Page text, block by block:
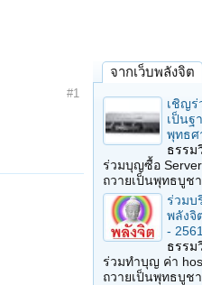
#1
จากเว็บพลังจิต
เชิญร่
เป็นฐ
พุทธศ
ธรร
ร่วมบุญซื้อ
ถวายเป็นพุทธบูช
ร่วมบ
พลังจิ
-
ธรร
ร่วมทำบุญ ค่า
ถวายเป็นพุทธบูช